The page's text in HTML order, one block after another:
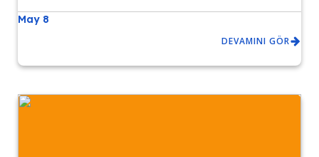
May 8
DEVAMINI GÖR